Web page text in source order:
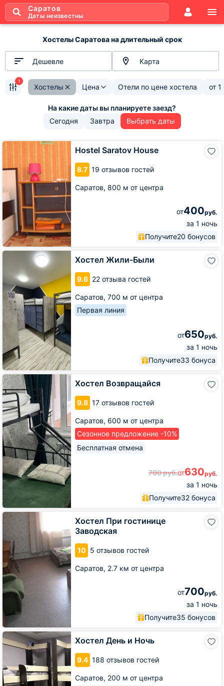
Саратов
Даты неизвестны
Хостелы Саратова на длительный срок
Дешевле Карта
Хостелы Цена Отели по цене хостела от 1
1
Сегодня Завтра Выбрать даты
Hostel Saratov House
8.7 19 отзывов гостей
Саратов, 800 м от центра
от400руб.
за 1 ночь
Получите20 бонусов
Hostel
Saratov
Хостел Жили-Были
9.6 22 отзыва гостей
Саратов, 700 м от центра
Первая линия
от650руб.
за 1 ночь
Получите33 бонуса
Хостел
Были
Хостел Возвращайся
9.8 17 отзывов гостей
Саратов, 600 м от центра
Сезонное предложение -10%
Бесплатная отмена
700руб.от630руб.
за 1 ночь
Получите32 бонуса
Хостел
Возвращайся
Хостел При гостинице
Заводская
10 5 отзывов гостей
Саратов, 2.7 км от центра
от700руб.
за 1 ночь
Получите35 бонусов
Хостел
При
гостинице
Заводская
Хостел День и Ночь
9.4 188 отзывов гостей
Саратов, 200 м от центра
Хостел
День